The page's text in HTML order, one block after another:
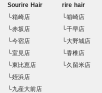
Sourire Hair
└箱崎店
└赤坂店
└今宿店
└室見店
└東比恵店
└姪浜店
└九産大前店
rire hair
└箱崎店
└千早店
└大野城店
└香椎店
└久留米店